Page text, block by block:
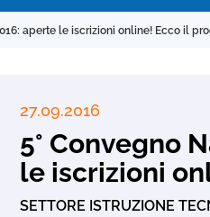
aperte le iscrizioni online! Ecco il
27.09.2016
5° Convegno
le iscrizioni
SETTORE ISTRUZIONE